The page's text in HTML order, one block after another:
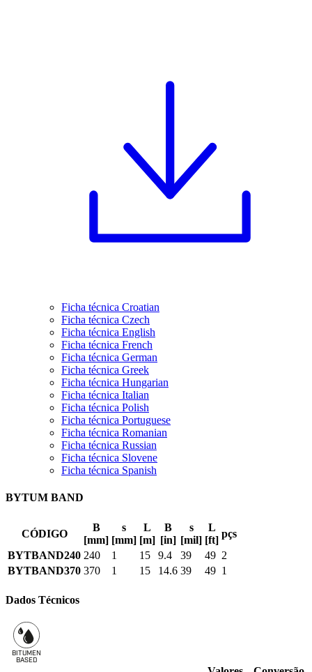
Ficha técnica Croatian
Ficha técnica Czech
Ficha técnica English
Ficha técnica French
Ficha técnica German
Ficha técnica Greek
Ficha técnica Hungarian
Ficha técnica Italian
Ficha técnica Polish
Ficha técnica Portuguese
Ficha técnica Romanian
Ficha técnica Russian
Ficha técnica Slovene
Ficha técnica Spanish
BYTUM BAND
CÓDIGO
B
[mm]
s
[mm]
L
[m]
B
[in]
s
[mil]
L
[ft]
pçs
BYTBAND240 240 1 15 9.4 39 49 2
BYTBAND370 370 1 15 14.6 39 49 1
Dados Técnicos
BITUMEN
BASED